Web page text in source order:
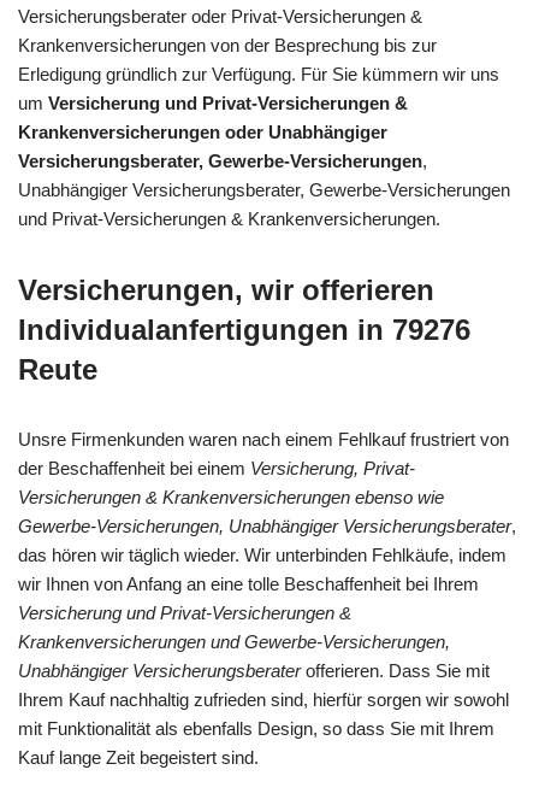
Versicherungsberater oder Privat-Versicherungen &
Krankenversicherungen von der Besprechung bis zur
Erledigung gründlich zur Verfügung. Für Sie kümmern wir uns
um Versicherung und Privat-Versicherungen &
Krankenversicherungen oder Unabhängiger
Versicherungsberater, Gewerbe-Versicherungen,
Unabhängiger Versicherungsberater, Gewerbe-Versicherungen
und Privat-Versicherungen & Krankenversicherungen.
Versicherungen, wir offerieren
Individualanfertigungen in 79276
Reute
Unsre Firmenkunden waren nach einem Fehlkauf frustriert von
der Beschaffenheit bei einem Versicherung, Privat-
Versicherungen & Krankenversicherungen ebenso wie
Gewerbe-Versicherungen, Unabhängiger Versicherungsberater,
das hören wir täglich wieder. Wir unterbinden Fehlkäufe, indem
wir Ihnen von Anfang an eine tolle Beschaffenheit bei Ihrem
Versicherung und Privat-Versicherungen &
Krankenversicherungen und Gewerbe-Versicherungen,
Unabhängiger Versicherungsberaterofferieren. Dass Sie mit
Ihrem Kauf nachhaltig zufrieden sind, hierfür sorgen wir sowohl
mit Funktionalität als ebenfalls Design, so dass Sie mit Ihrem
Kauf lange Zeit begeistert sind.